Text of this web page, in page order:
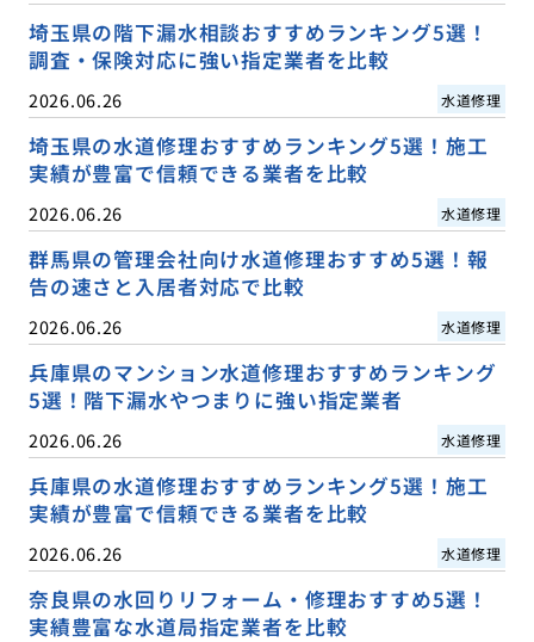
埼玉県の階下漏水相談おすすめランキング5選！
調査・保険対応に強い指定業者を比較
2026.06.26 水道修理
埼玉県の水道修理おすすめランキング5選！施工
実績が豊富で信頼できる業者を比較
2026.06.26 水道修理
群馬県の管理会社向け水道修理おすすめ5選！報
告の速さと入居者対応で比較
2026.06.26 水道修理
兵庫県のマンション水道修理おすすめランキング
5選！階下漏水やつまりに強い指定業者
2026.06.26 水道修理
兵庫県の水道修理おすすめランキング5選！施工
実績が豊富で信頼できる業者を比較
2026.06.26 水道修理
奈良県の水回りリフォーム・修理おすすめ5選！
実績豊富な水道局指定業者を比較